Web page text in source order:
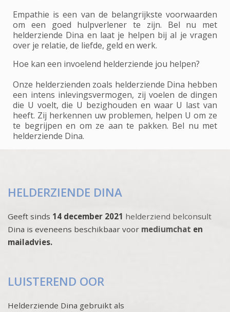
Empathie is een van de belangrijkste voorwaarden
om een goed hulpverlener te zijn. Bel nu met
helderziende Dina en laat je helpen bij al je vragen
over je relatie, de liefde, geld en werk.
Hoe kan een invoelend helderziende jou helpen?
Onze helderzienden zoals helderziende Dina hebben
een intens inlevingsvermogen, zij voelen de dingen
die U voelt, die U bezighouden en waar U last van
heeft. Zij herkennen uw problemen, helpen U om ze
te begrijpen en om ze aan te pakken. Bel nu met
helderziende Dina.
HELDERZIENDE DINA
Geeft sinds 14 december 2021 helderziend belconsult
Dina is eveneens beschikbaar voor mediumchat en
mailadvies.
LUISTEREND OOR
Helderziende Dina gebruikt als